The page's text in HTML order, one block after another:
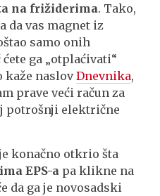
na frižiderima. Tako,
da vas magnet iz
samo onih
ga „otplaćivati“
kaže naslovDnevnika,
prave veći račun za
potrošnji električne
konačno otkrio šta
EPS-a pa klikne na
da ga je novosadski